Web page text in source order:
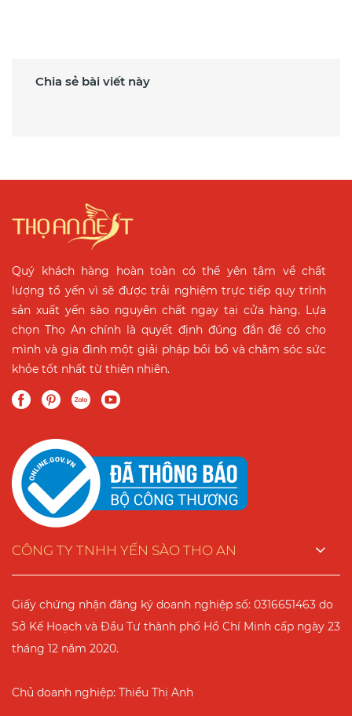
Chia sẻ bài viết này
Quý khách hàng hoàn toàn có thể yên tâm về chất
lượng tổ yến vì sẽ được trải nghiệm trực tiếp quy trình
sản xuất yến sào nguyên chất ngay tại cửa hàng. Lựa
chọn Thọ An chính là quyết định đúng đắn để có cho
mình và gia đình một giải pháp bồi bổ và chăm sóc sức
khỏe tốt nhất từ thiên nhiên.
CÔNG TY TNHH YẾN SÀO THỌ AN
Giấy chứng nhận đăng ký doanh nghiệp số: 0316651463 do
Sở Kế Hoạch và Đầu Tư thành phố Hồ Chí Minh cấp ngày 23
tháng 12 năm 2020.
Chủ doanh nghiệp: Thiều Thị Anh